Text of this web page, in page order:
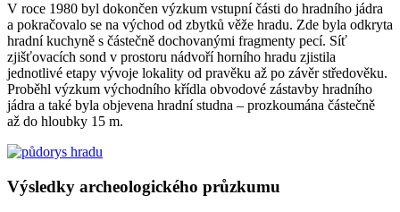
V roce 1980 byl dokončen výzkum vstupní části do hradního jádra
a pokračovalo se na východ od zbytků věže hradu. Zde byla odkryta
hradní kuchyně s částečně dochovanými fragmenty pecí. Síť
zjišťovacích sond v prostoru nádvoří horního hradu zjistila
jednotlivé etapy vývoje lokality od pravěku až po závěr středověku.
Proběhl výzkum východního křídla obvodové zástavby hradního
jádra a také byla objevena hradní studna – prozkoumána částečně
až do hloubky 15 m.
Výsledky archeologického průzkumu